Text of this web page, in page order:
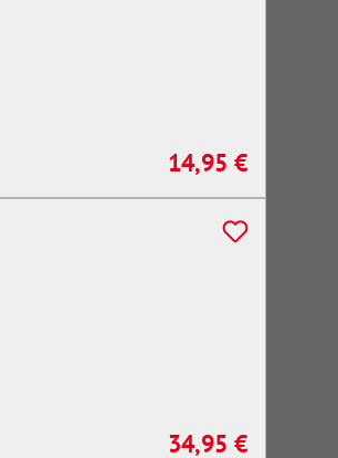
Regulärer Preis:
14,95 €
Regulärer Preis:
34,95 €